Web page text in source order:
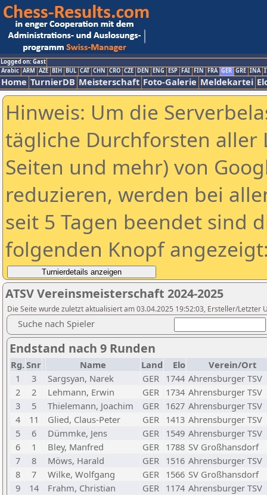
Logged on: Gast
Arabic ARM AZE BIH BUL CAT CHN CRO CZE DEN ENG ESP FAI FIN FRA GER GRE INA
Home TurnierDB Meisterschaft Foto-Galerie Meldekartei
Hinweis: Um die
tägliche Durchforsten aller
Seiten und mehr) von
reduzieren, werden bei
seit 5 Tagen beendet sind
folgenden Knopf
ATSV Vereinsmeisterschaft 2024-2025
Die Seite wurde zuletzt aktualisiert am 03.04.2025 19:52:03, Ersteller/Letzter
Suche nach Spieler
Endstand nach 9 Runden
Rg.Snr Name Land Elo
Verein/Ort
1
3 Sargsyan, Narek GER 1744 Ahrensburger TSV
2
2 Lehmann, Erwin GER 1734 Ahrensburger TSV
3
5 Thielemann, Joachim GER 1627 Ahrensburger TSV
4
11 Glied, Claus-Peter GER 1413 Ahrensburger TSV
5
6 Dümmke, Jens GER 1549 Ahrensburger TSV
6
1 Bley, Manfred GER 1788 SV Großhansdorf
7
8 Möws, Harald GER 1516 Ahrensburger TSV
8
7 Wilke, Wolfgang GER 1566 SV Großhansdorf
9
14 Frahm, Christian GER 1174 Ahrensburger TSV